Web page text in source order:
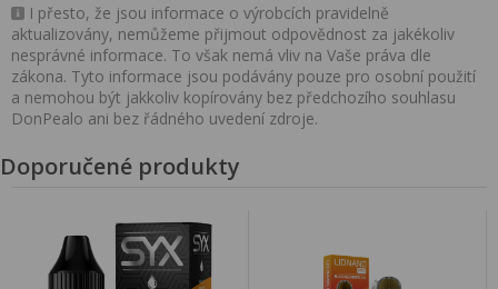
I přesto, že jsou informace o výrobcích pravidelně
aktualizovány, nemůžeme přijmout odpovědnost za jakékoliv
nesprávné informace. To však nemá vliv na Vaše práva dle
zákona. Tyto informace jsou podávány pouze pro osobní použití
a nemohou být jakkoliv kopírovány bez předchozího souhlasu
DonPealo ani bez řádného uvedení zdroje.
Doporučené produkty